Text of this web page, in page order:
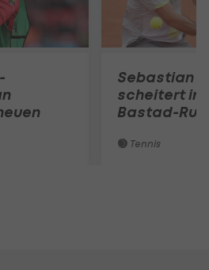
Sebastian
scheitert in
Bastad-
Tennis